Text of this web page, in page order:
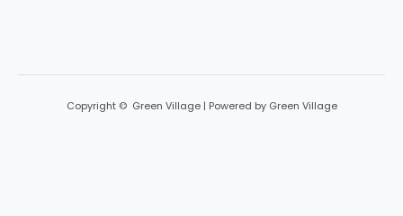
Copyright © Green Village | Powered by Green Village